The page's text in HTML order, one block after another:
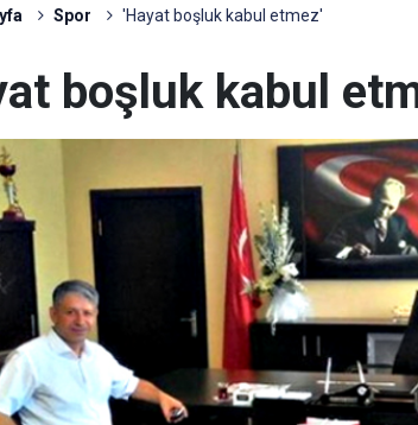
Spor 'Hayat boşluk kabul etmez'
boşluk kabul